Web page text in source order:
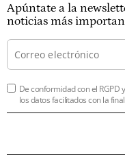
Apúntate a la
noticias más
De conformidad con el RGPD
los datos facilitados con la